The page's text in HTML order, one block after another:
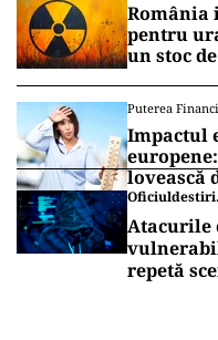
pentru
un stoc
Puterea
Impactul
lovească
Atacurile
repetă